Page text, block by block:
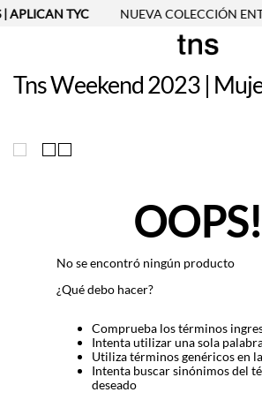
APLICAN TYC NUEVA COLECCIÓN
Tns Weekend 2023 |
OOPS!
No se encontró ningún producto
¿Qué debo hacer?
Comprueba los términos
Intenta utilizar una sola
Utiliza términos genéricos en
Intenta buscar sinónimos del
deseado